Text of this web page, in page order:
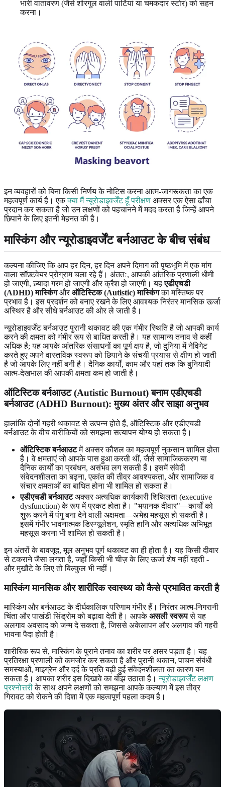
भारी वातावरण (जैसे शोरगुल वाली पार्टियां या चमकदार स्टोर) को सहन
करना।
इन व्यवहारों को बिना किसी निर्णय के नोटिस करना आत्म-जागरूकता का एक
महत्वपूर्ण कार्य है। एकक्या मैं न्यूरोडाइवर्जेंट हूँ परीक्षण अक्सर एक ऐसा ढाँचा
प्रदान कर सकता है जो उन लक्षणों को पहचानने में मदद करता है जिन्हें आपने
छिपाने के लिए इतनी मेहनत की है।
मास्किंग और न्यूरोडाइवर्जेंट बर्नआउट के बीच संबंध
कल्पना कीजिए कि आप हर दिन, हर दिन अपने दिमाग की पृष्ठभूमि में एक मांग
वाला सॉफ़्टवेयर प्रोग्राम चला रहे हैं। अंततः, आपकी आंतरिक प्रणाली धीमी
हो जाएगी, ज़्यादा गरम हो जाएगी और क्रैश हो जाएगी। यहएडीएचडी
(ADHD) मास्किंगऔरऑटिस्टिक (Autistic) मास्किंगका मस्तिष्क पर
प्रभाव है। इस प्रदर्शन को बनाए रखने के लिए आवश्यक निरंतर मानसिक ऊर्जा
अस्थिर है और सीधे बर्नआउट की ओर ले जाती है।
न्यूरोडाइवर्जेंट बर्नआउट पुरानी थकावट की एक गंभीर स्थिति है जो आपकी कार्य
करने की क्षमता को गंभीर रूप से बाधित करती है। यह सामान्य तनाव से कहीं
अधिक है; यह आपके आंतरिक संसाधनों का पूर्ण क्षय है, जो दुनिया में नेविगेट
करते हुए अपने वास्तविक स्वरूप को छिपाने के संचयी प्रयास से क्षीण हो जाती
है जो आपके लिए नहीं बनी है। दैनिक कार्यों, काम और यहां तक कि बुनियादी
आत्म-देखभाल की आपकी क्षमता कम हो जाती है।
ऑटिस्टिक बर्नआउट (Autistic Burnout) बनाम एडीएचडी
बर्नआउट (ADHD Burnout): मुख्य अंतर और साझा अनुभव
हालांकि दोनों गहरी थकावट से उत्पन्न होते हैं, ऑटिस्टिक और एडीएचडी
बर्नआउट के बीच बारीकियों को समझना सत्यापन योग्य हो सकता है।
ऑटिस्टिक बर्नआउटमें अक्सर कौशल का महत्वपूर्ण नुकसान शामिल होता
है। वे क्षमताएं जो आपके पास हुआ करती थीं, जैसे सामाजिककरण या
दैनिक कार्यों का प्रबंधन, असंभव लग सकती हैं। इसमें संवेदी
संवेदनशीलता का बढ़ना, एकांत की तीव्र आवश्यकता, और सामाजिक व
संचार क्षमताओं का बाधित होना भी शामिल हो सकता है।
एडीएचडी बर्नआउटअक्सर अत्यधिक कार्यकारी शिथिलता (executive
dysfunction) के रूप में प्रकट होता है। "भयानक दीवार"—कार्यों को
शुरू करने में पंगु बना देने वाली अक्षमता—अभेद्य महसूस हो सकती है।
इसमें गंभीर भावनात्मक डिस्ग्यूलेशन, स्मृति हानि और अत्यधिक अभिभूत
महसूस करना भी शामिल हो सकती है।
इन अंतरों के बावजूद, मूल अनुभव पूर्ण थकावट का ही होता है। यह किसी दीवार
से टकराने जैसा लगता है, जहाँ किसी भी चीज़ के लिए ऊर्जा शेष नहीं रहती -
और मुखौटे के लिए तो बिल्कुल भी नहीं।
मास्किंग मानसिक और शारीरिक स्वास्थ्य को कैसे प्रभावित करती है
मास्किंग और बर्नआउट के दीर्घकालिक परिणाम गंभीर हैं। निरंतर आत्म-निगरानी
चिंता और पाखंडी सिंड्रोम को बढ़ावा देती है। आपकेअसली स्वरूपसे यह
अलगाव अवसाद को जन्म दे सकता है, जिससे अकेलापन और अलगाव की गहरी
भावना पैदा होती है।
शारीरिक रूप से, मास्किंग के पुराने तनाव का शरीर पर असर पड़ता है। यह
प्रतिरक्षा प्रणाली को कमजोर कर सकता है और पुरानी थकान, पाचन संबंधी
समस्याओं, माइग्रेन और दर्द के प्रति बढ़ी हुई संवेदनशीलता का कारण बन
सकता है। आपका शरीर इस दिखावे का बोझ उठाता है।न्यूरोडाइवर्जेंट लक्षण
प्रश्नोत्तरीके साथ अपने लक्षणों को समझना आपके कल्याण में इस तीव्र
गिरावट को रोकने की दिशा में एक महत्वपूर्ण पहला कदम है।